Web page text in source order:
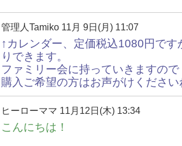
管理人Tamiko 11月 9日(月) 11:07
↑カレンダー、定価税込1080円です
りできます。
ファミリー会に持っていきますので
購入ご希望の方はお声がけください
ヒーローママ 11月12日(木) 13:34
こんにちは！